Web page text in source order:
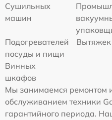
Сушильных
машин
Подогревателей
посуды и пищи
Вытяжек
Винных
шкафов
Мы занимаемся ремонтом
обслуживанием техники
гарантийного периода.